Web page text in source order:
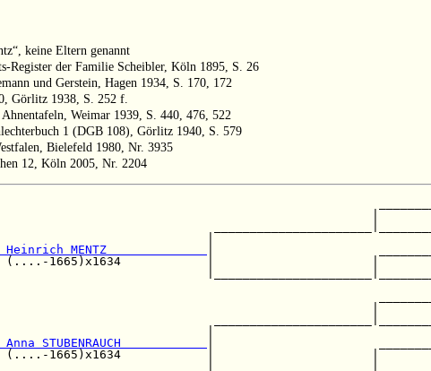
keine Eltern genannt
Register der Familie Scheibler, Köln 1895, S. 26
und Gerstein, Hagen 1934, S. 170, 172
Görlitz 1938, S. 252 f.
Weimar 1939, S. 440, 476, 522
1 (DGB 108), Görlitz 1940, S. 579
Bielefeld 1980, Nr. 3935
12, Köln 2005, Nr. 2204
Heinrich MENTZ
| (....-1665)x1634            |
|
|
Anna STUBENRAUCH
(....-1665)x1634            |